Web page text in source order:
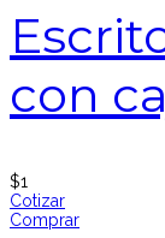
con
$1
Cotizar
Comprar